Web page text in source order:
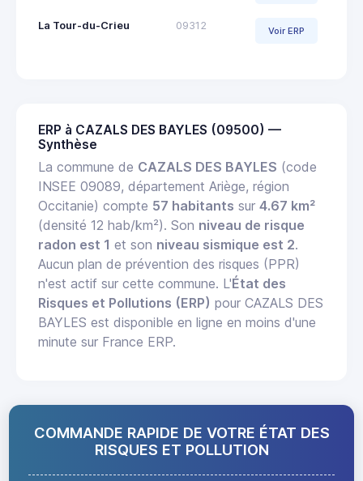
La Tour-du-Crieu 09312 Voir ERP
ERP à CAZALS DES BAYLES (09500) —
Synthèse
La commune de CAZALS DES BAYLES (code
INSEE 09089, département Ariège, région
Occitanie) compte 57 habitants sur 4.67 km²
(densité 12 hab/km²). Son niveau de risque
radon est 1 et son niveau sismique est 2.
Aucun plan de prévention des risques (PPR)
n'est actif sur cette commune. L'État des
Risques et Pollutions (ERP) pour CAZALS DES
BAYLES est disponible en ligne en moins d'une
minute sur France ERP.
COMMANDE RAPIDE DE VOTRE ÉTAT DES
RISQUES ET POLLUTION